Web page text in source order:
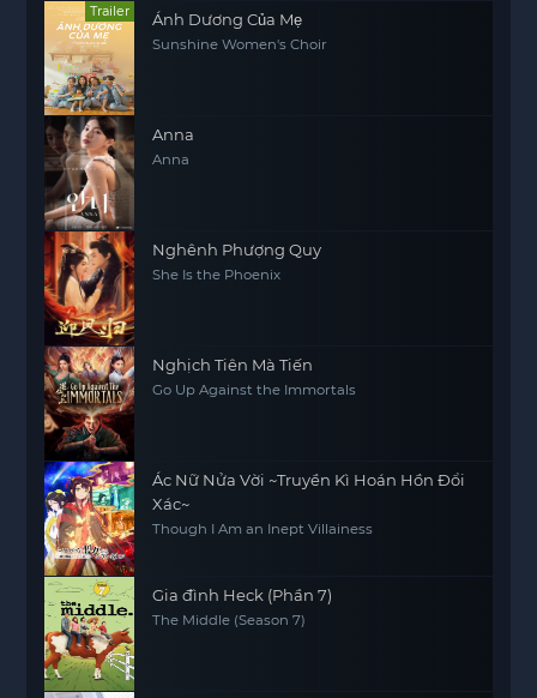
Trailer Ánh Dương Của Mẹ
Sunshine Women's Choir
Anna
Anna
Nghênh Phượng Quy
She Is the Phoenix
Nghịch Tiên Mà Tiến
Go Up Against the Immortals
Ác Nữ Nửa Vời ~Truyền Kì Hoán Hồn Đổi
Xác~
Though I Am an Inept Villainess
Gia đình Heck (Phần 7)
The Middle (Season 7)